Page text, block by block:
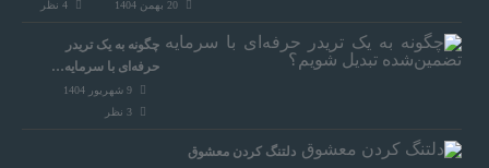
20 بهمن 1404 4نظر
چگونه به یک تریدر
حرفه‌ای با سرمایه…
9 شهریور 1404
3 نظر
دلتنگ کردن معشوق